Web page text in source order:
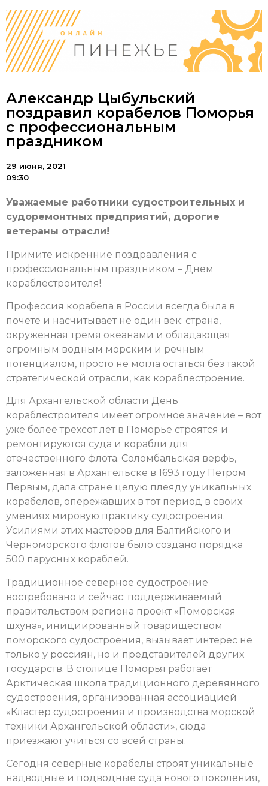
Александр Цыбульский
поздравил корабелов Поморья
с профессиональным
праздником
29 июня, 2021
09:30
Уважаемые работники судостроительных и
судоремонтных предприятий, дорогие
ветераны отрасли!
Примите искренние поздравления с
профессиональным праздником – Днем
кораблестроителя!
Профессия корабела в России всегда была в
почете и насчитывает не один век: страна,
окруженная тремя океанами и обладающая
огромным водным морским и речным
потенциалом, просто не могла остаться без такой
стратегической отрасли, как кораблестроение.
Для Архангельской области День
кораблестроителя имеет огромное значение – вот
уже более трехсот лет в Поморье строятся и
ремонтируются суда и корабли для
отечественного флота. Соломбальская верфь,
заложенная в Архангельске в 1693 году Петром
Первым, дала стране целую плеяду уникальных
корабелов, опережавших в тот период в своих
умениях мировую практику судостроения.
Усилиями этих мастеров для Балтийского и
Черноморского флотов было создано порядка
500 парусных кораблей.
Традиционное северное судостроение
востребовано и сейчас: поддерживаемый
правительством региона проект «Поморская
шхуна», инициированный товариществом
поморского судостроения, вызывает интерес не
только у россиян, но и представителей других
государств. В столице Поморья работает
Арктическая школа традиционного деревянного
судостроения, организованная ассоциацией
«Кластер судостроения и производства морской
техники Архангельской области», сюда
приезжают учиться со всей страны.
Сегодня северные корабелы строят уникальные
надводные и подводные суда нового поколения,